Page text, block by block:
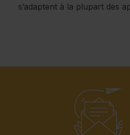
s’adaptent à la plupart des